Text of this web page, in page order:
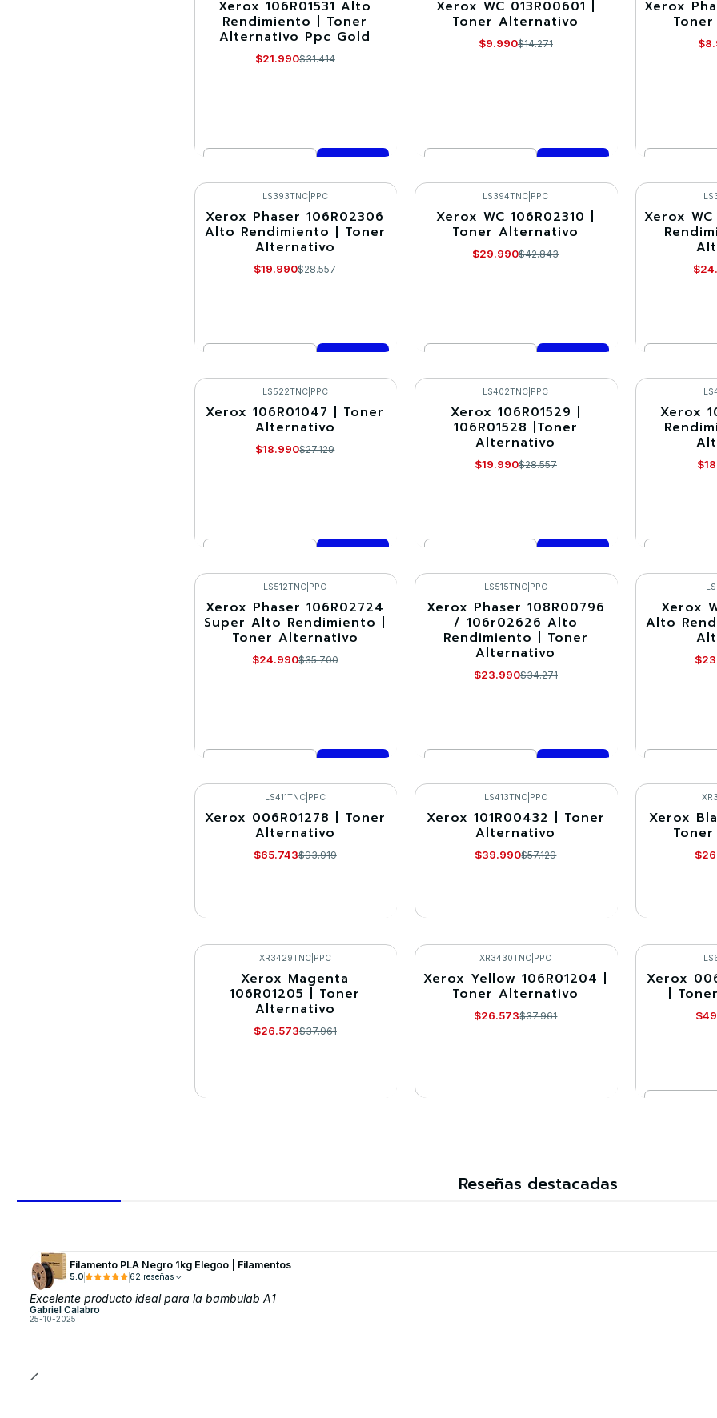
-30%
Xerox 106R01531 Alto
Rendimiento | Toner
Alternativo Ppc Gold
$21.990$31.414
Comprar ahora
-30%
Xerox WC 013R00601 |
Toner Alternativo
$9.990$14.271
Comprar ahora
-30%
Xerox
-30%
LS393TNC| PPC
Xerox Phaser 106R02306
Alto Rendimiento | Toner
Alternativo
$19.990$28.557
Comprar ahora
-30%
LS394TNC PPC
Xerox WC 106R02310 |
Toner Alternativo
$29.990$42.843
Comprar ahora
-30%
Xerox
-30%
LS522TNC| PPC
Xerox 106R01047 | Toner
Alternativo
$18.990$27.129
Comprar ahora
-30%
LS402TNC PPC
Xerox 106R01529 |
106R01528 |Toner
Alternativo
$19.990$28.557
Comprar ahora
-30%
Xerox
-30%
LS512TNC PPC
Xerox Phaser 106R02724
Super Alto Rendimiento |
Toner Alternativo
$24.990$35.700
Comprar ahora
-30%
LS515TNC| PPC
Xerox Phaser 108R00796
/ 106r02626 Alto
Rendimiento | Toner
Alternativo
$23.990$34.271
Comprar ahora
-30%
Xerox
Alto
-30%
LS411TNC| PPC
Xerox 006R01278 | Toner
Alternativo
$65.743$93.919
VER DETALLES
-30%
LS413TNC| PPC
Xerox 101R00432 | Toner
Alternativo
$39.990$57.129
VER DETALLES
-30%
Xerox
-30%
XR3429TNC| PPC
Xerox Magenta
106R01205 | Toner
Alternativo
$26.573$37.961
-30%
XR3430TNC PPC
Xerox Yellow 106R01204 |
Toner Alternativo
$26.573$37.961
-30%
Xerox
|
Reseñas destacadas
Filamento PLA Negro 1kg Elegoo | Filamentos
5.0 62 reseñas
Excelente producto ideal para la bambulab A1
Gabriel Calabro
25-10-2025